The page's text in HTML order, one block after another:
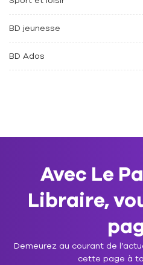
BD jeunesse
BD Ados
Avec Le
Libraire,
Demeurez au courant de
cette page à